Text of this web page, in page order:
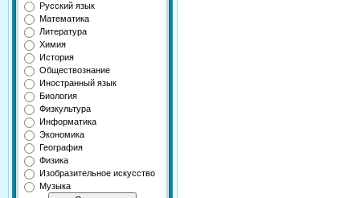
Русский язык
Математика
Литература
Химия
История
Обществознание
Иностранный язык
Биология
Физкультура
Информатика
Экономика
География
Физика
Изобразительное искусство
Музыка